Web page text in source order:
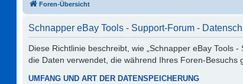
Foren-Übersicht
Schnapper eBay Tools - Support-Forum -
Diese Richtlinie beschreibt, wie „Schnapper eBay Tools
die Daten verwendet, die während Ihres Foren-Besuchs
UMFANG UND ART DER DATENSPEICHERUNG